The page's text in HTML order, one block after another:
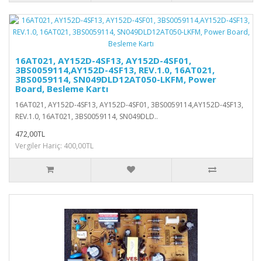
16AT021, AY152D-4SF13, AY152D-4SF01,
3BS0059114,AY152D-4SF13, REV.1.0, 16AT021,
3BS0059114, SN049DLD12AT050-LKFM, Power
Board, Besleme Kartı
16AT021, AY152D-4SF13, AY152D-4SF01, 3BS0059114,AY152D-4SF13,
REV.1.0, 16AT021, 3BS0059114, SN049DLD..
472,00TL
Vergiler Hariç: 400,00TL